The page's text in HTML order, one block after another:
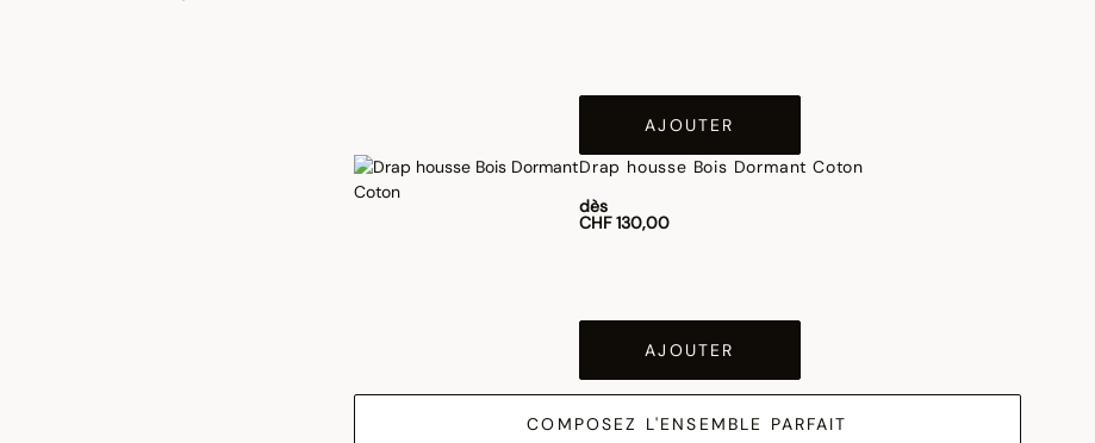
AJOUTER
Drap housse Bois Dormant Coton
dès
CHF 130,00
AJOUTER
COMPOSEZ L'ENSEMBLE PARFAIT